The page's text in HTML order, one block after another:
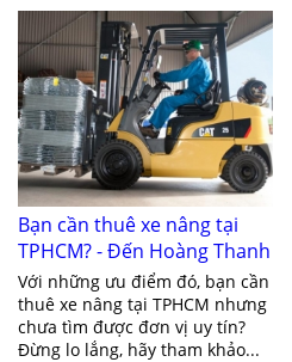
Bạn cần thuê xe nâng tại
TPHCM? - Đến Hoàng Thanh
ngay
Với những ưu điểm đó, bạn cần
thuê xe nâng tại TPHCM nhưng
chưa tìm được đơn vị uy tín?
Đừng lo lắng, hãy tham khảo...